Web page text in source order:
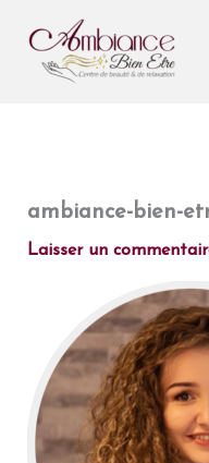
contenu
ambiance-bien-
Laisser un